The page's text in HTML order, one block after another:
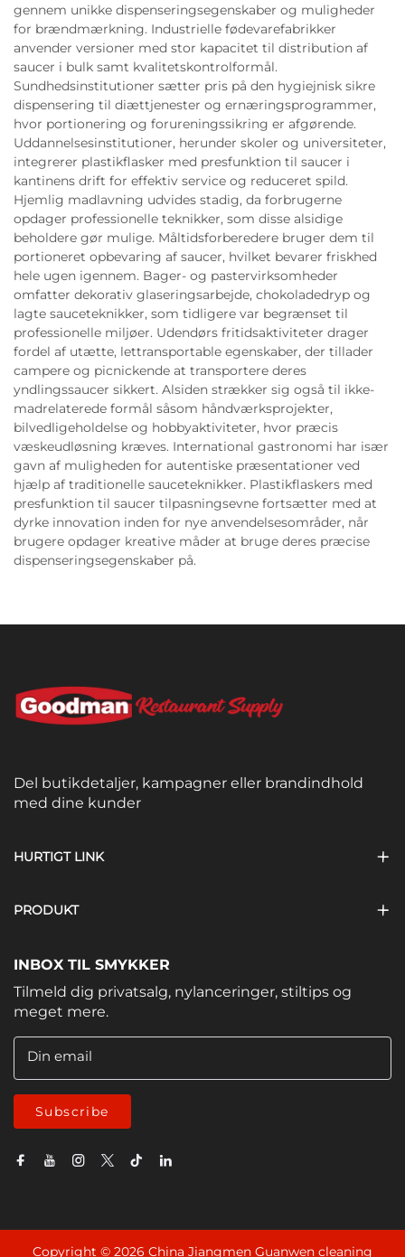
gennem unikke dispenseringsegenskaber og muligheder
for brændmærkning. Industrielle fødevarefabrikker
anvender versioner med stor kapacitet til distribution af
saucer i bulk samt kvalitetskontrolformål.
Sundhedsinstitutioner sætter pris på den hygiejnisk sikre
dispensering til diættjenester og ernæringsprogrammer,
hvor portionering og forureningssikring er afgørende.
Uddannelsesinstitutioner, herunder skoler og universiteter,
integrerer plastikflasker med presfunktion til saucer i
kantinens drift for effektiv service og reduceret spild.
Hjemlig madlavning udvides stadig, da forbrugerne
opdager professionelle teknikker, som disse alsidige
beholdere gør mulige. Måltidsforberedere bruger dem til
portioneret opbevaring af saucer, hvilket bevarer friskhed
hele ugen igennem. Bager- og pastervirksomheder
omfatter dekorativ glaseringsarbejde, chokoladedryp og
lagte sauceteknikker, som tidligere var begrænset til
professionelle miljøer. Udendørs fritidsaktiviteter drager
fordel af utætte, lettransportable egenskaber, der tillader
campere og picnickende at transportere deres
yndlingssaucer sikkert. Alsiden strækker sig også til ikke-
madrelaterede formål såsom håndværksprojekter,
bilvedligeholdelse og hobbyaktiviteter, hvor præcis
væskeudløsning kræves. International gastronomi har især
gavn af muligheden for autentiske præsentationer ved
hjælp af traditionelle sauceteknikker. Plastikflaskers med
presfunktion til saucer tilpasningsevne fortsætter med at
dyrke innovation inden for nye anvendelsesområder, når
brugere opdager kreative måder at bruge deres præcise
dispenseringsegenskaber på.
Del butikdetaljer, kampagner eller brandindhold
med dine kunder
HURTIGT LINK
PRODUKT
INBOX TIL SMYKKER
Tilmeld dig privatsalg, nylanceringer, stiltips og
meget mere.
Din email
Subscribe
Copyright © 2026 China Jiangmen Guanwen cleaning